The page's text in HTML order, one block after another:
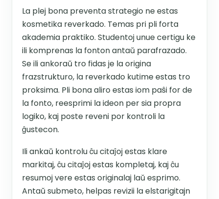
La plej bona preventa strategio ne estas
kosmetika reverkado. Temas pri pli forta
akademia praktiko. Studentoj unue certigu ke
ili komprenas la fonton antaŭ parafrazado.
Se ili ankoraŭ tro fidas je la origina
frazstrukturo, la reverkado kutime estas tro
proksima. Pli bona aliro estas iom paŝi for de
la fonto, reesprimi la ideon per sia propra
logiko, kaj poste reveni por kontroli la
ĝustecon.
Ili ankaŭ kontrolu ĉu citaĵoj estas klare
markitaj, ĉu citaĵoj estas kompletaj, kaj ĉu
resumoj vere estas originalaj laŭ esprimo.
Antaŭ submeto, helpas revizii la elstarigitajn